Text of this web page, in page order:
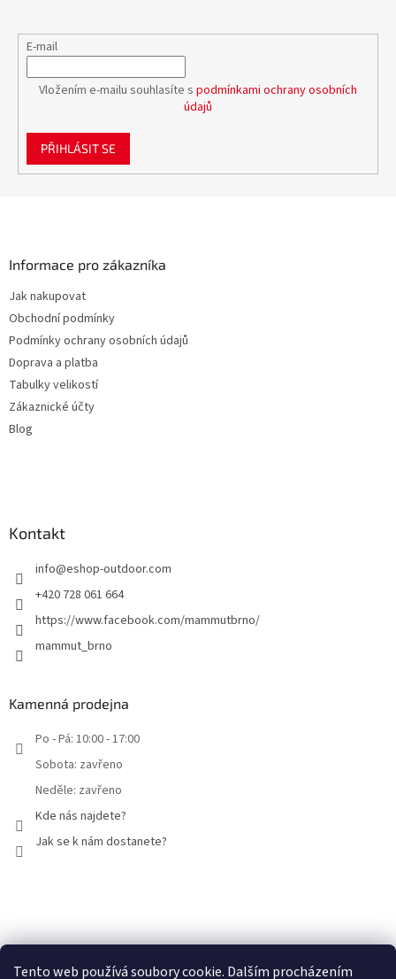
Tento web používá soubory cookie. Dalším procházením
v
v
ý
p
u
E-mail
Vložením e-mailu souhlasíte s podmínkami ochrany osobních
údajů
PŘIHLÁSIT SE
Informace pro zákazníka
Jak nakupovat
Obchodní podmínky
Podmínky ochrany osobních údajů
Doprava a platba
Tabulky velikostí
Zákaznické účty
Blog
Kontakt
info@eshop-outdoor.com
+420 728 061 664
https://www.facebook.com/mammutbrno/
mammut_brno
Kamenná prodejna
Po - Pá: 10:00 - 17:00
Sobota: zavřeno
Neděle: zavřeno
Kde nás najdete?
Jak se k nám dostanete?
Facebook